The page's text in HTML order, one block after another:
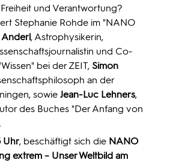
Freiheit und Verantwortung?
Stephanie Rohde im "NANO
Anderl, Astrophysikerin,
und Co-
bei der ZEIT, Simon
an der
sowie Jean-Luc Lehners,
des Buches "Der Anfang von
Uhr, beschäftigt sich die NANO
extrem – Unser Weltbild am